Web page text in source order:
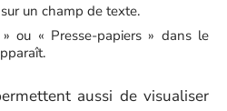
un champ de texte.
ou « Presse-papiers » dans le
aussi de visualiser